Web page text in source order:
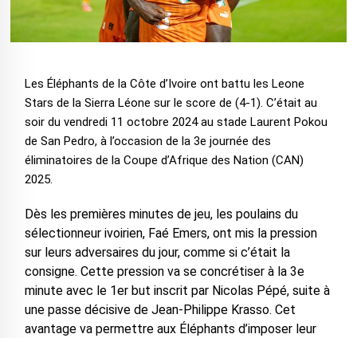
Les Éléphants de la Côte d’Ivoire ont battu les Leone
Stars de la Sierra Léone sur le score de (4-1). C’était au
soir du vendredi 11 octobre 2024 au stade Laurent Pokou
de San Pedro, à l’occasion de la 3e journée des
éliminatoires de la Coupe d’Afrique des Nation (CAN)
2025.
Dès les premières minutes de jeu, les poulains du
sélectionneur ivoirien, Faé Emers, ont mis la pression
sur leurs adversaires du jour, comme si c’était la
consigne. Cette pression va se concrétiser à la 3e
minute avec le 1er but inscrit par Nicolas Pépé, suite à
une passe décisive de Jean-Philippe Krasso. Cet
avantage va permettre aux Éléphants d’imposer leur